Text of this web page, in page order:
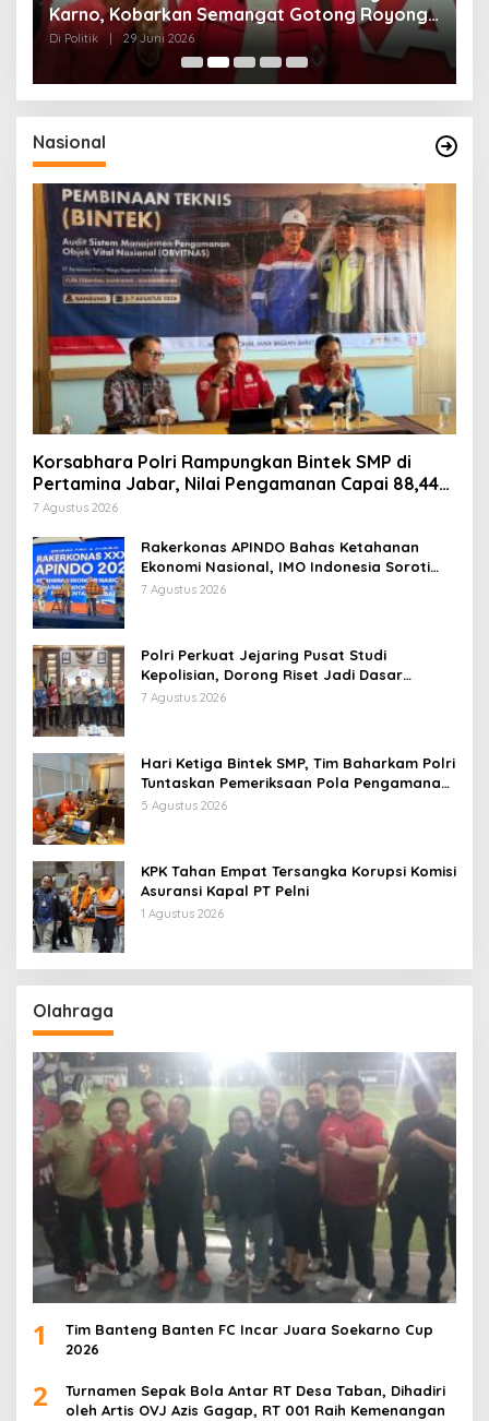
Karno, Kobarkan Semangat Gotong Royong
dan Kepedulian Sosial
Di Politik 29 Juni 2026
Nasional
Korsabhara Polri Rampungkan Bintek SMP di
Pertamina Jabar, Nilai Pengamanan Capai 88,44
Persen
7 Agustus 2026
Rakerkonas APINDO Bahas Ketahanan
Ekonomi Nasional, IMO Indonesia Soroti
Pentingnya Kolaborasi Lintas Sektor
7 Agustus 2026
Polri Perkuat Jejaring Pusat Studi
Kepolisian, Dorong Riset Jadi Dasar
Kebijakan dan Inovasi
7 Agustus 2026
Hari Ketiga Bintek SMP, Tim Baharkam Polri
Tuntaskan Pemeriksaan Pola Pengamanan
Pertamina Patra Niaga Jabar
5 Agustus 2026
KPK Tahan Empat Tersangka Korupsi Komisi
Asuransi Kapal PT Pelni
1 Agustus 2026
Olahraga
1
Tim Banteng Banten FC Incar Juara Soekarno Cup
2026
2
Turnamen Sepak Bola Antar RT Desa Taban, Dihadiri
oleh Artis OVJ Azis Gagap, RT 001 Raih Kemenangan